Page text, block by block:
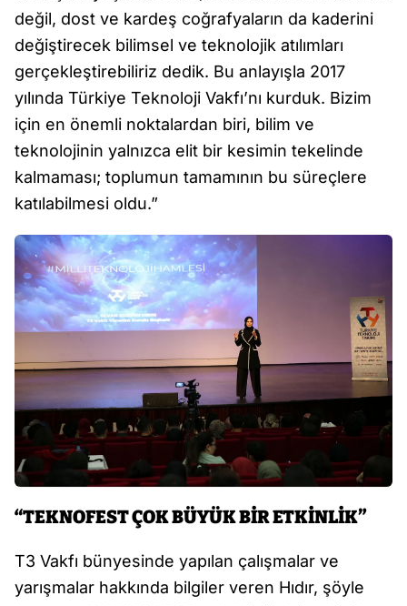
değil, dost ve kardeş coğrafyaların da kaderini
değiştirecek bilimsel ve teknolojik atılımları
gerçekleştirebiliriz dedik. Bu anlayışla 2017
yılında Türkiye Teknoloji Vakfı’nı kurduk. Bizim
için en önemli noktalardan biri, bilim ve
teknolojinin yalnızca elit bir kesimin tekelinde
kalmaması; toplumun tamamının bu süreçlere
katılabilmesi oldu.”
“TEKNOFEST ÇOK BÜYÜK BİR ETKİNLİK”
T3 Vakfı bünyesinde yapılan çalışmalar ve
yarışmalar hakkında bilgiler veren Hıdır, şöyle